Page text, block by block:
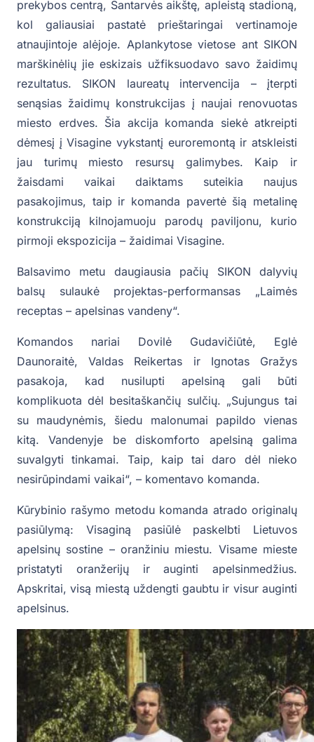
prekybos centrą, Santarvės aikštę, apleistą stadioną,
kol galiausiai pastatė prieštaringai vertinamoje
atnaujintoje alėjoje. Aplankytose vietose ant SIKON
marškinėlių jie eskizais užfiksuodavo savo žaidimų
rezultatus. SIKON laureatų intervencija – įterpti
senąsias žaidimų konstrukcijas į naujai renovuotas
miesto erdves. Šia akcija komanda siekė atkreipti
dėmesį į Visagine vykstantį euroremontą ir atskleisti
jau turimų miesto resursų galimybes. Kaip ir
žaisdami vaikai daiktams suteikia naujus
pasakojimus, taip ir komanda pavertė šią metalinę
konstrukciją kilnojamuoju parodų paviljonu, kurio
pirmoji ekspozicija – žaidimai Visagine.
Balsavimo metu daugiausia pačių SIKON dalyvių
balsų sulaukė projektas-performansas „Laimės
receptas – apelsinas vandeny“.
Komandos nariai Dovilė Gudavičiūtė, Eglė
Daunoraitė, Valdas Reikertas ir Ignotas Gražys
pasakoja, kad nusilupti apelsiną gali būti
komplikuota dėl besitaškančių sulčių. „Sujungus tai
su maudynėmis, šiedu malonumai papildo vienas
kitą. Vandenyje be diskomforto apelsiną galima
suvalgyti tinkamai. Taip, kaip tai daro dėl nieko
nesirūpindami vaikai“, – komentavo komanda.
Kūrybinio rašymo metodu komanda atrado originalų
pasiūlymą: Visaginą pasiūlė paskelbti Lietuvos
apelsinų sostine – oranžiniu miestu. Visame mieste
pristatyti oranžerijų ir auginti apelsinmedžius.
Apskritai, visą miestą uždengti gaubtu ir visur auginti
apelsinus.